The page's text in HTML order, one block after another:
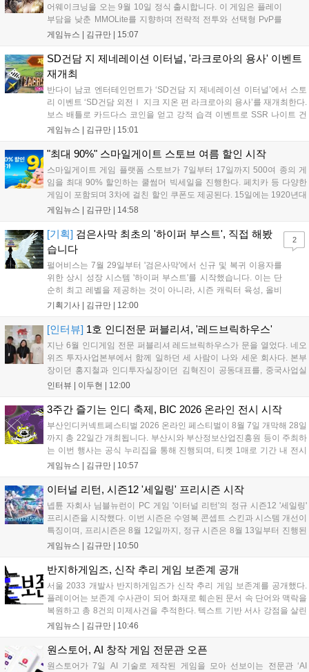
어웨이크닝을 오는 9월 10일 정식 출시합니다. 이 게임은 플레이
부담을 낮춘 MMOLite를 지향하며 전략적 전투와 선택형 PvP를
특징으로 합니다. 현재 공식 홈페이지와 앱 마켓에서 사전등록을
니다. 또한 카카오톡 채널 추가 시 주차별 스페셜 쿠폰과 한정 스
킨, 경품 이벤트 등 풍성한 혜택을 마련해 이용자들의 기대를 모
으고 있습니다....
게임뉴스 | 김규만 | 15:07
SD건담 지 제네레이션 이터널, '라크로아의 용사' 이벤트
재개최
반다이 남코 엔터테인먼트가 ‘SD건담 지 제네레이션 이터널’에서 스토
리 이벤트 ‘SD건담 외전Ⅰ 지크 지온 편 라크로아의 용사’를 재개최한다.
보스 배틀로 카드다스 코인을 얻고 강적 습격 이벤트로 SSR 나이트 건
담을 획득할 수 있다. 로그인 보너스로 최대 다이아 3,000개를 지급하며,
원 증정한다. 또한 9월 30일까지 공식 유튜브에서 특별 프로그램을 시청
할 수 있다....
게임뉴스 | 김규만 | 15:01
"최대 90%" 스마일게이트 스토브 여름 할인 시작
스마일게이트 게임 플랫폼 스토브가 7일부터 17일까지 500여 종의 게
임을 최대 90% 할인하는 쿨썸머 빅세일을 진행한다. 페치카 등 다양한
게임이 포함되며 3차에 걸친 할인 쿠폰도 제공된다. 15일에는 1920년대
경성 배경의 신작 그날의 신문이 출시되며, 15일부터 17일까지는 국내
은 공식 페이지에서 확인 가능하다....
게임뉴스 | 김규만 | 14:58
[기획] 검은사막 최초의 '하이퍼 부스트', 직접 해봤
습니다
펄어비스는 7월 29일부터 '검은사막'에서 신규 및 복귀 이용자를
위한 상시 성장 시스템 '하이퍼 부스트'를 시작했습니다. 이는 단
순히 최고 레벨을 제공하는 것이 아니라, 시즌 캐릭터 육성, 올비
아 아카데미 수료, 아침의 나라 설화 진행 등 4단계 과정을 통해
용자는 과제를 완수하며 동(V) 투발라 장비와 검은별 무기, 카라
자드 장신구 등을 획득해 주요 콘텐츠에 진입할 수 있습니다....
기획기사 | 김규만 | 12:00
2
[인터뷰] 1호 인디전문 퍼블리셔, '레드브릭하우스'
지난 6월 인디게임 전문 퍼블리셔 레드브릭하우스가 문을 열었다. 네오
위즈 투자사업본부에서 함께 일하던 세 사람이 나와 세운 회사다. 본부
장이던 홍지철과 인디투자실장이던 김혁진이 공동대표를, 중국사업실
장이던 이민정이 이사를 맡았다. 출범 한 달여 만에 위메이드맥스의 전
들어왔다. 서비스 중인...
인터뷰 | 이두현 | 12:00
3주간 즐기는 인디 축제, BIC 2026 온라인 전시 시작
부산인디커넥트페스티벌 2026 온라인 페스티벌이 8월 7일 개막해 28일
까지 총 22일간 개최됩니다. 부산시와 부산정보산업진흥원 등이 주최하
는 이번 행사는 공식 누리집을 통해 진행되며, 티켓 1매로 기간 내 전시
작을 제한 없이 체험할 수 있습니다. 일반 및 루키 부문 등 다양한 인디게
세계 누구나 참여 가능한 이번 행사는 역대 최대 규모로 열려 인디게임
생태계 확장에 기여할 전망입니다....
게임뉴스 | 김규만 | 10:57
이터널 리턴, 시즌12 '세일링' 프리시즌 시작
넵튠 자회사 님블뉴런이 PC 게임 '이터널 리턴'의 정규 시즌12 '세일링'
프리시즌을 시작했다. 이번 시즌은 수영복 콘셉트 스킨과 시스템 개선이
특징이며, 프리시즌은 8월 12일까지, 정규 시즌은 8월 13일부터 진행된
다. 실험체 관찰일지 추가와 후반부 전략 강화를 위한 다중 크로노 스피
대를 모으고 있다....
게임뉴스 | 김규만 | 10:50
반지하게임즈, 신작 추리 게임 보존계 공개
서울 2033 개발사 반지하게임즈가 신작 추리 게임 보존계를 공개했다.
플레이어는 보존계 수사관이 되어 화재로 훼손된 문서 속 단어와 맥락을
복원하고 총 8건의 미제사건을 추적한다. 텍스트 기반 서사 강점을 살린
이번 게임은 정보 조합과 사건 재구성이 핵심이며, 현재 스팀 상점 페이
개발에 박차를 가하고 있다....
게임뉴스 | 김규만 | 10:46
원스토어, AI 창작 게임 전문관 오픈
원스토어가 7일 AI 기술로 제작된 게임을 모아 선보이는 전문관 ‘AI